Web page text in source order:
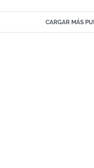
CARGAR MÁS